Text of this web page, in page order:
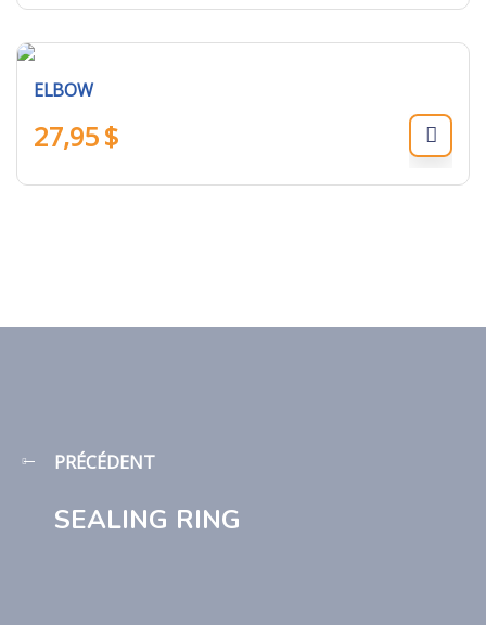
ELBOW
27,95$
PRÉCÉDENT
SEALING RING